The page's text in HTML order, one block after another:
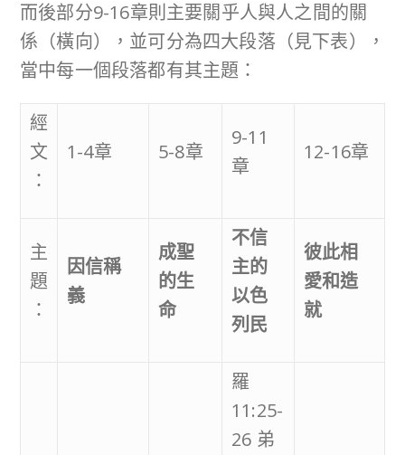
而後部分9-16章則主要關乎人與人之間的關
係（橫向），並可分為四大段落（見下表），
當中每一個段落都有其主題：
經
文
：
1-4章 5-8章
9-11
章
12-16章
主
題
：
因信稱
義
成聖
的生
命
不信
主的
以色
列民
彼此相
愛和造
就
羅
11:25-
26 弟